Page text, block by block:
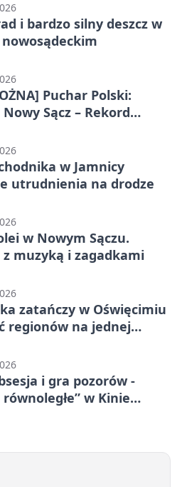
i bardzo silny deszcz w
Puchar Polski:
Sącz – Rekord
w Jamnicy
utrudnienia na drodze
w Nowym Sączu.
z muzyką i zagadkami
zatańczy w Oświęcimiu
regionów na jednej
i gra pozorów -
w Kinie